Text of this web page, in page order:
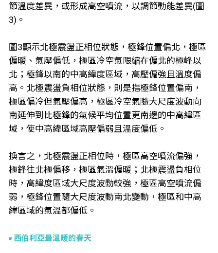
節溫度差異，或形成高空噴流，以調節動能差異(圖
3)。
圖3顯示北極震盪正相位狀態，極鋒位置偏北，極區
偏暖、氣壓偏低，極區冷空氣限縮在偏北的極峰以
北；極鋒以南的中高緯度區域，高壓偏強且溫度偏
高。北極震盪負相位狀態，則是指極鋒位置偏南，
極區偏冷但氣壓偏高，極區冷空氣隨大尺度波動向
南延伸到比極鋒的氣候平均位置更南邊的中高緯區
域，使中高緯區域高壓偏弱且溫度偏低。
換言之，北極震盪正相位時，極區高空噴流偏強，
極鋒往北極偏移，極區氣溫偏暖；北極震盪負相位
時，高緯度區域大尺度波動較強，極區高空噴流偏
弱，極鋒位置隨大尺度波動南北變動，極區和中高
緯區域的氣溫都偏低。
西伯利亞最溫暖的春天